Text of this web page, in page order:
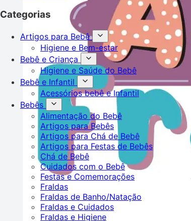
Categorias
Artigos para Bebê
Higiene e Bem-estar
Bebê e Criança
Higiene e Saúde do Bebê
Bebê e Infantil
Acessórios bebê e Infantil
Bebês
Alimentação do Bebê
Artigos para Bebês
Artigos para Chá de Bebê
Artigos para Festas de Bebês
Chá de Bebê
Cuidados com o Bebê
Festas e Comemorações
Fraldas
Fraldas de Banho/Natação
Fraldas e Cuidados
Fraldas e Higiene